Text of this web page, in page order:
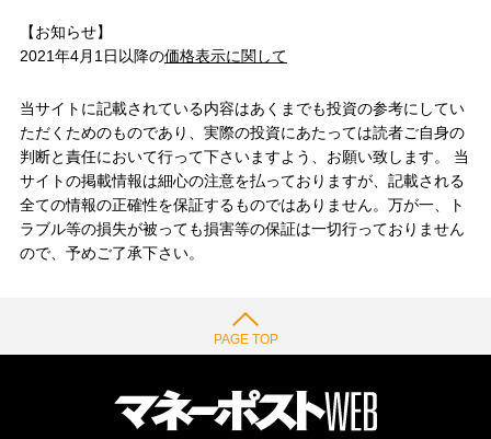
【お知らせ】
2021年4月1日以降の価格表示に関して
当サイトに記載されている内容はあくまでも投資の参考にしてい
ただくためのものであり、実際の投資にあたっては読者ご自身の
判断と責任において行って下さいますよう、お願い致します。 当
サイトの掲載情報は細心の注意を払っておりますが、記載される
全ての情報の正確性を保証するものではありません。万が一、ト
ラブル等の損失が被っても損害等の保証は一切行っておりません
ので、予めご了承下さい。
PAGE TOP